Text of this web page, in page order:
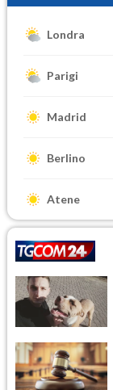
Londra
Parigi
Madrid
Berlino
Atene